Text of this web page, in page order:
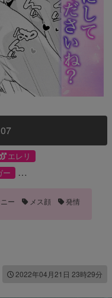
エレリ
ー
ー メス顔 発情
2022年04月21日 23時29分